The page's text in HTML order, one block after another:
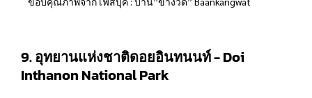
9. อุทยานแห่งชาติดอยอินทนนท์ - Doi
Inthanon National Park